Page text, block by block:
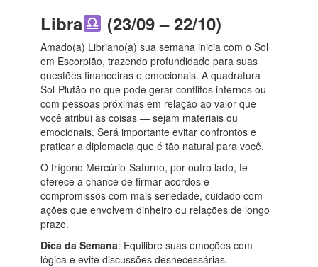
Libra (23/09 – 22/10)
Amado(a) Libriano(a) sua semana inicia com o Sol
em Escorpião, trazendo profundidade para suas
questões financeiras e emocionais. A quadratura
Sol-Plutão no que pode gerar conflitos internos ou
com pessoas próximas em relação ao valor que
você atribui às coisas — sejam materiais ou
emocionais. Será importante evitar confrontos e
praticar a diplomacia que é tão natural para você.
O trígono Mercúrio-Saturno, por outro lado, te
oferece a chance de firmar acordos e
compromissos com mais seriedade, cuidado com
ações que envolvem dinheiro ou relações de longo
prazo.
Dica da Semana: Equilibre suas emoções com
lógica e evite discussões desnecessárias.